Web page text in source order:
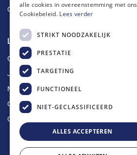
Ontkalking
Longin Service
Over ons
Jobs
Nieuws
Contact
Offerte aanvragen
alle cookies in overeenstemming met ons
Cookiebeleid. Lees verder
STRIKT NOODZAKELIJK
PRESTATIE
TARGETING
FUNCTIONEEL
NIET-GECLASSIFICEERD
ALLES ACCEPTEREN